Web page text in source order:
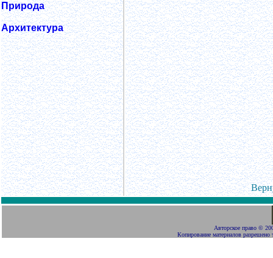
Природа
Архитектура
Авторское право ©
Копирование материалов